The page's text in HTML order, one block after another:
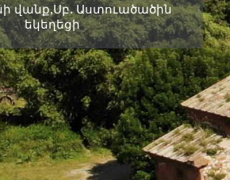
վանք,Սբ. Աստուածածին
եկեղեցի